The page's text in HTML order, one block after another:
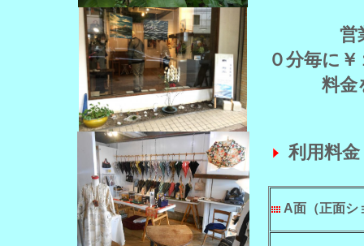
営
０分毎に
料金を
利 用料金
A面（正面